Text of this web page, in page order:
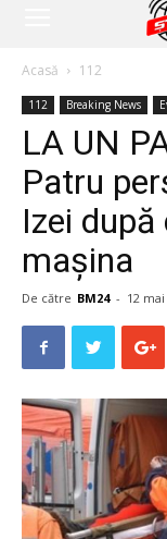
Acasă 112
112 Breaking News
LA UN
Patru
Izei
mașina
De către BM24 - 12 mai